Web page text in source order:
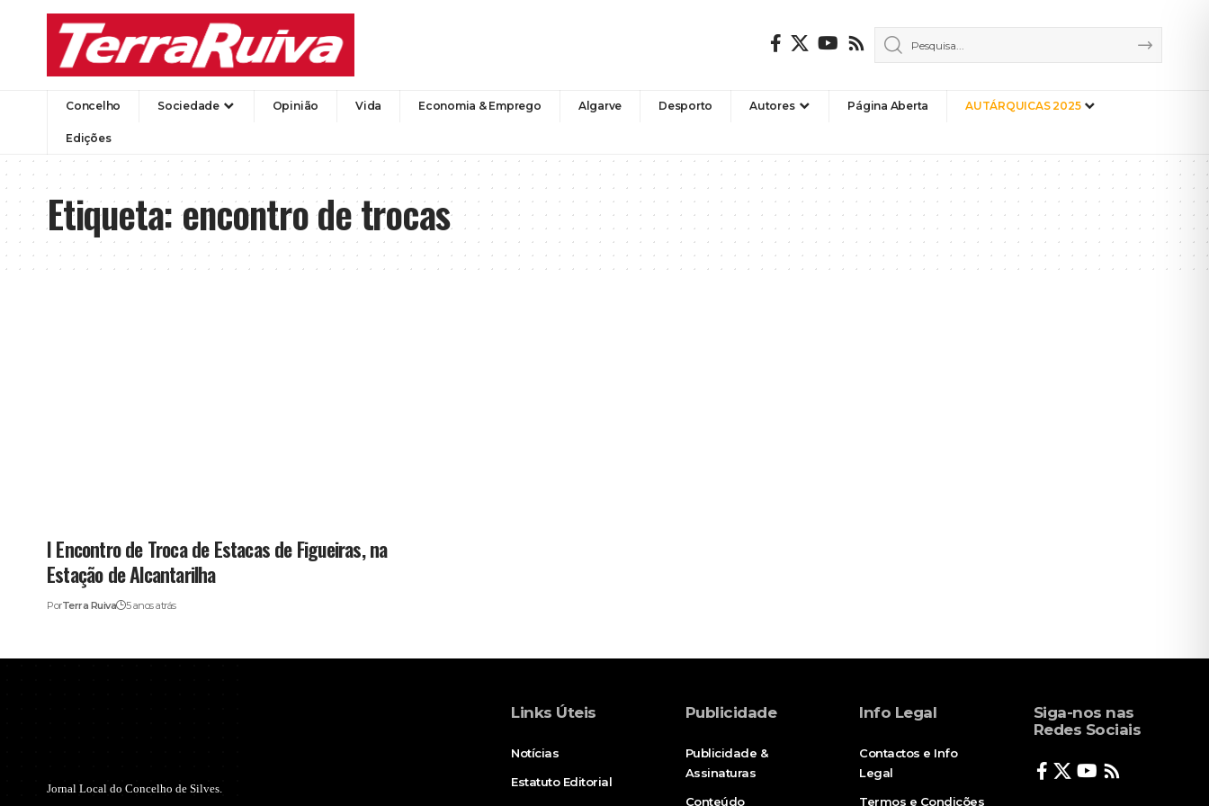
Concelho Sociedade Opinião Vida Economia & Emprego Algarve Desporto Autores Página Aberta AUTÁRQUICAS 2025
Edições
Etiqueta:encontro de trocas
I Encontro de Troca de Estacas de Figueiras, na
Estação de Alcantarilha
PorTerra Ruiva 5 anos atrás
Jornal Local do Concelho de Silves.
Links Úteis
Notícias
Estatuto Editorial
Publicidade
Publicidade &
Assinaturas
Conteúdo
Info Legal
Contactos e Info
Legal
Termos e Condições
Siga-nos nas
Redes Sociais